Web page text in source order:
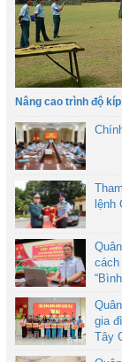
Nâng cao trình độ
lệnh
cách
gia
Tây